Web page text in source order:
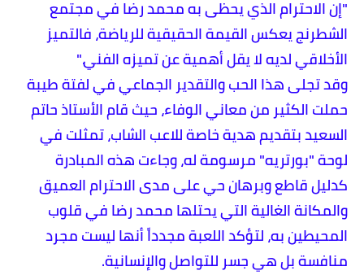
​"إن الاحترام الذي يحظى به محمد رضا في مجتمع
الشطرنج يعكس القيمة الحقيقية للرياضة، فالتميز
الأخلاقي لديه لا يقل أهمية عن تميزه الفني."
​وقد تجلى هذا الحب والتقدير الجماعي في لفتة طيبة
حملت الكثير من معاني الوفاء، حيث قام الأستاذ حاتم
السعيد بتقديم هدية خاصة للاعب الشاب، تمثلت في
لوحة "بورتريه" مرسومة له، وجاءت هذه المبادرة
كدليل قاطع وبرهان حي على مدى الاحترام العميق
والمكانة الغالية التي يحتلها محمد رضا في قلوب
المحيطين به، لتؤكد اللعبة مجدداً أنها ليست مجرد
منافسة بل هي جسر للتواصل والإنسانية.